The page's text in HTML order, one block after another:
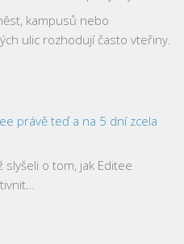
kampusů nebo
ulic rozhodují často vteřiny.
právě teď a na 5 dní zcela
slyšeli o tom, jak Editee